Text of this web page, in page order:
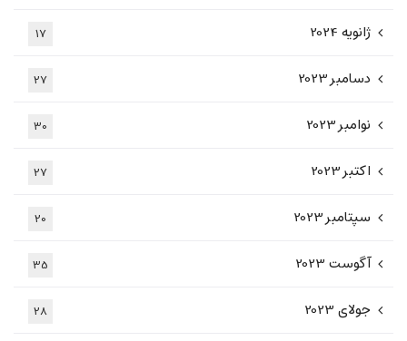
ژانویه 2024 17
دسامبر 2023 27
نوامبر 2023 30
اکتبر 2023 27
سپتامبر 2023 20
آگوست 2023 35
جولای 2023 28